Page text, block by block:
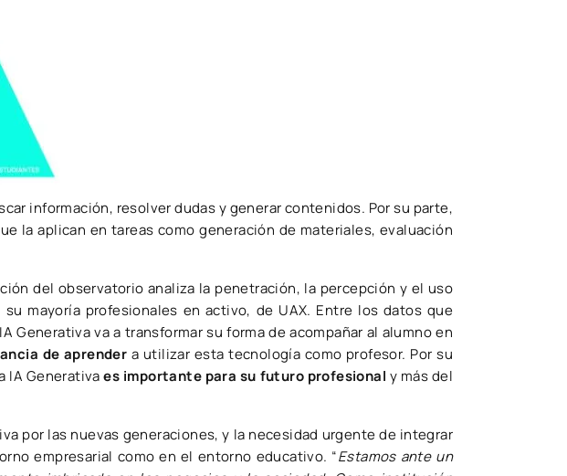
información, resolver dudas y generar contenidos. Por su parte,
la aplican en tareas como generación de materiales, evaluación
del observatorio analiza la penetración, la percepción y el uso
mayoría profesionales en activo, de UAX. Entre los datos que
va a transformar su forma de acompañar al alumno en
de aprender a utilizar esta tecnología como profesor. Por su
IA Generativaes importante para su futuro profesional y más del
por las nuevas generaciones, y la necesidad urgente de integrar
empresarial como en el entorno educativo. “Estamos ante un